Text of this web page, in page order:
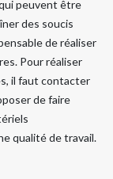
peuvent être
des soucis
de réaliser
Pour réaliser
il faut contacter
de faire
qualité de travail.